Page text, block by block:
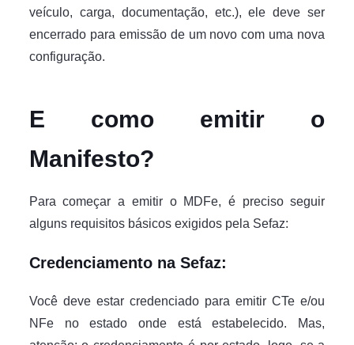
veículo, carga, documentação, etc.), ele deve ser
encerrado para emissão de um novo com uma nova
configuração.
E como emitir o
Manifesto?
Para começar a emitir o MDFe, é preciso seguir
alguns requisitos básicos exigidos pela Sefaz:
Credenciamento na Sefaz:
Você deve estar credenciado para emitir CTe e/ou
NFe no estado onde está estabelecido. Mas,